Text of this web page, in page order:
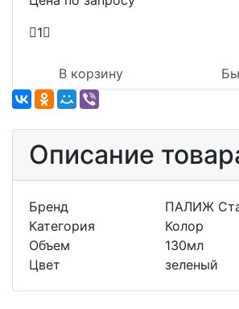
1
В корзину
Описание
Бренд
ПАЛИЖ
Категория
Колор
Объем
130мл
Цвет
зеленый